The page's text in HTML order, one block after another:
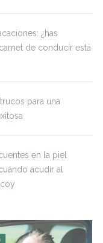
¿has
de conducir está
para una
en la piel
acudir al